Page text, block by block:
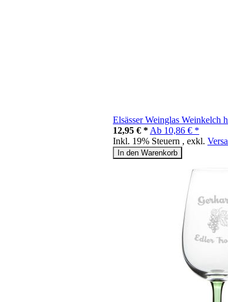
Elsässer Weinglas Weinkelch
12,95 € * Ab 10,86 € *
Inkl. 19% Steuern , exkl.
In den Warenkorb